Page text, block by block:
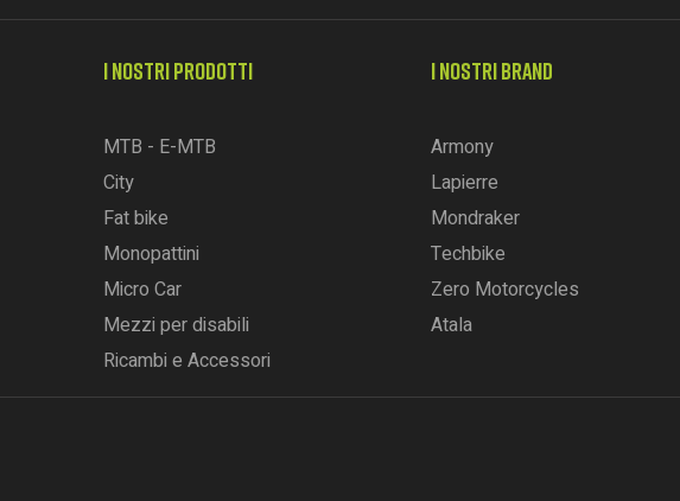
I NOSTRI PRODOTTI
MTB - E-MTB
City
Fat bike
Monopattini
Micro Car
Mezzi per disabili
Ricambi e Accessori
I NOSTRI BRAND
Armony
Lapierre
Mondraker
Techbike
Zero Motorcycles
Atala